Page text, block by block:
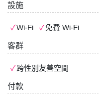
設施
Wi-Fi 免費 Wi-Fi
客群
跨性別友善空間
付款